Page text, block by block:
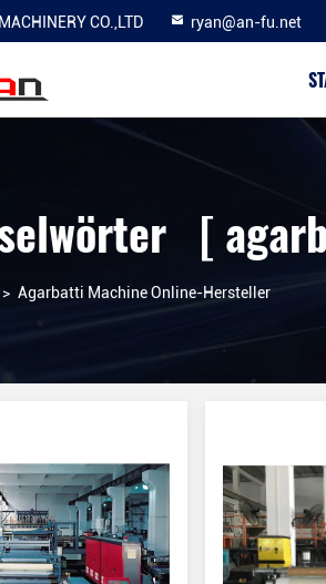
CO.,LTD ryan@an-fu.net
[
> Agarbatti Machine Online-Hersteller